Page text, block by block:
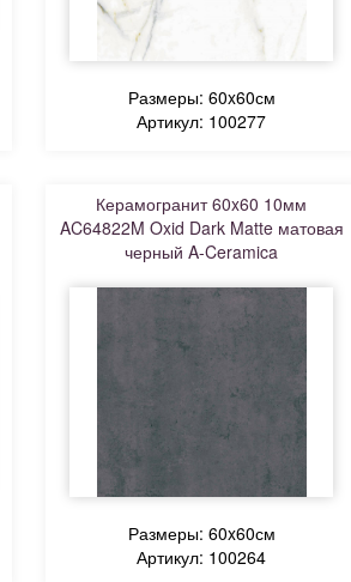
Размеры: 60x60см
Артикул: 100277
Керамогранит 60x60 10мм
AC64822M Oxid Dark Matte матовая
черный A-Ceramica
Размеры: 60x60см
Артикул: 100264